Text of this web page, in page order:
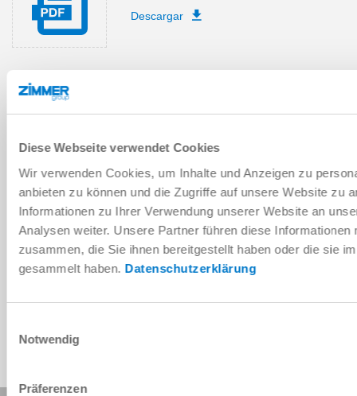
Diese Webseite verwendet Cookies
Wir verwenden Cookies, um Inhalte und Anzeigen zu
anbieten zu können und die Zugriffe auf unsere Website zu
Informationen zu Ihrer Verwendung unserer Website an
Analysen weiter. Unsere Partner führen diese
zusammen, die Sie ihnen bereitgestellt haben oder die sie
gesammelt haben. Datenschutzerklärung
Notwendig
Präferenzen
Descargar
Descargar
Descargar datos CAD
Descargar